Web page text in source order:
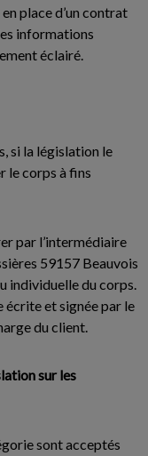
place d’un contrat
informations
éclairé.
si la législation le
le corps à fins
par l’intermédiaire
59157 Beauvois
individuelle du corps.
écrite et signée par le
du client.
sur les
sont acceptés